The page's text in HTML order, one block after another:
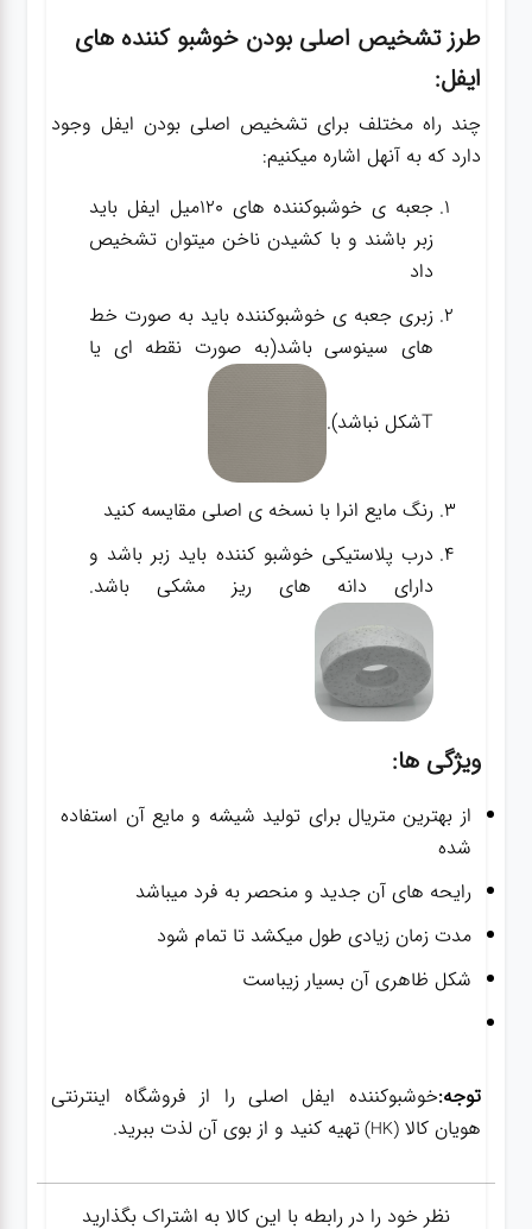
طرز تشخیص اصلی بودن خوشبو کننده های
ایفل:
چند راه مختلف برای تشخیص اصلی بودن ایفل وجود
دارد که به آنهل اشاره میکنیم:
جعبه ی خوشبوکننده های 120میل ایفل باید
زبر باشند و با کشیدن ناخن میتوان تشخیص
داد
زبری جعبه ی خوشبوکننده باید به صورت خط
های سینوسی باشد(به صورت نقطه ای یا
Tشکل نباشد).
رنگ مایع انرا با نسخه ی اصلی مقایسه کنید
درب پلاستیکی خوشبو کننده باید زبر باشد و
دارای دانه های ریز مشکی باشد.
ویژگی ها:
از بهترین متریال برای تولید شیشه و مایع آن استفاده
شده
رایحه های آن جدید و منحصر به فرد میباشد
مدت زمان زیادی طول میکشد تا تمام شود
شکل ظاهری آن بسیار زیباست
توجه:خوشبوکننده ایفل اصلی را از فروشگاه اینترنتی
هویان کالا(HK) تهیه کنید و از بوی آن لذت ببرید.
نظر خود را در رابطه با این کالا به اشتراک بگذارید